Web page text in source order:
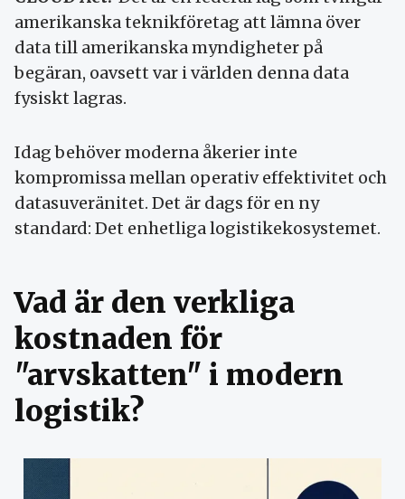
amerikanska teknikföretag att lämna över
data till amerikanska myndigheter på
begäran, oavsett var i världen denna data
fysiskt lagras.
Idag behöver moderna åkerier inte
kompromissa mellan operativ effektivitet och
datasuveränitet. Det är dags för en ny
standard: Det enhetliga logistikekosystemet.
Vad är den verkliga
kostnaden för
"arvskatten" i modern
logistik?